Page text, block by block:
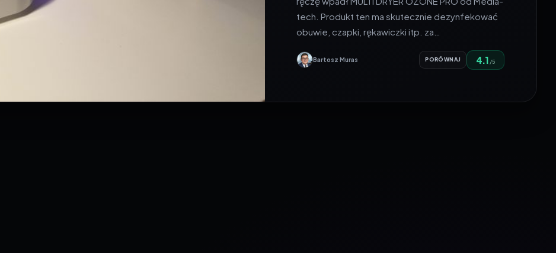
tech. Produkt ten ma skutecznie dezynfekować
obuwie, czapki, rękawiczki itp. za…
Bartosz Muras PORÓWNAJ 4.1 /5